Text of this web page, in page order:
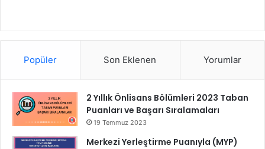
Popüler Son Eklenen Yorumlar
2 Yıllık Önlisans Bölümleri 2023 Taban
Puanları ve Başarı Sıralamaları
19 Temmuz 2023
Merkezi Yerleştirme Puanıyla (MYP)